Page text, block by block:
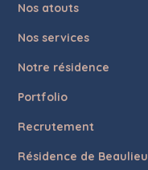
Nos atouts
Nos services
Notre résidence
Portfolio
Recrutement
Résidence de Beaulieu